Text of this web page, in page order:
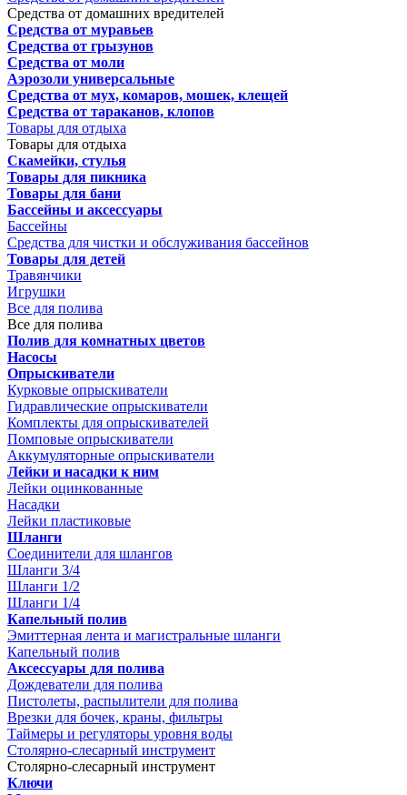
Средства от домашних вредителей
Средства от муравьев
Средства от грызунов
Средства от моли
Аэрозоли универсальные
Средства от мух, комаров, мошек, клещей
Средства от тараканов, клопов
Товары для отдыха
Товары для отдыха
Скамейки, стулья
Товары для пикника
Товары для бани
Бассейны и аксессуары
Бассейны
Средства для чистки и обслуживания бассейнов
Товары для детей
Травянчики
Игрушки
Все для полива
Все для полива
Полив для комнатных цветов
Насосы
Опрыскиватели
Курковые опрыскиватели
Гидравлические опрыскиватели
Комплекты для опрыскивателей
Помповые опрыскиватели
Аккумуляторные опрыскиватели
Лейки и насадки к ним
Лейки оцинкованные
Насадки
Лейки пластиковые
Шланги
Соединители для шлангов
Шланги 3/4
Шланги 1/2
Шланги 1/4
Капельный полив
Эмиттерная лента и магистральные шланги
Капельный полив
Аксессуары для полива
Дождеватели для полива
Пистолеты, распылители для полива
Врезки для бочек, краны, фильтры
Таймеры и регуляторы уровня воды
Столярно-слесарный инструмент
Столярно-слесарный инструмент
Ключи